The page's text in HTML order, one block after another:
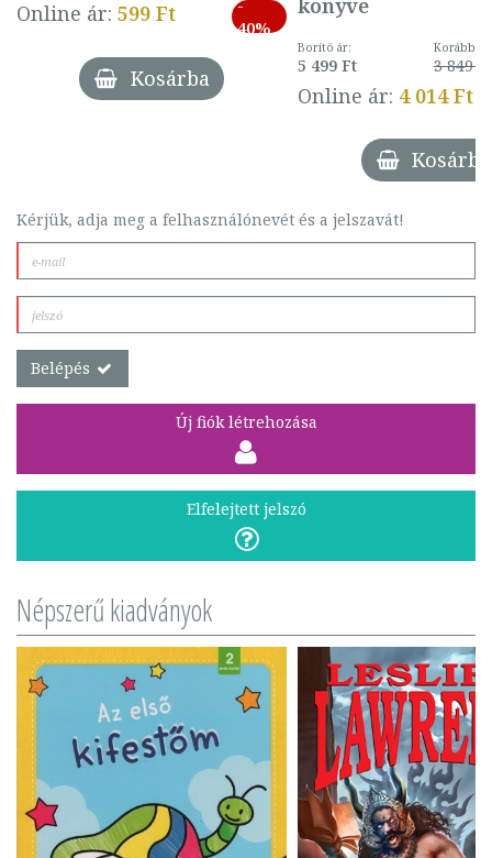
Online ár: 599 Ft
-
40%
Kosárba
könyve
Borító ár:
5 499 Ft
Korábbi
3 849 Ft
Online ár: 4 014 Ft
Kosárba
Kérjük, adja meg a felhasználónevét és a jelszavát!
Belépés
Új fiók létrehozása
Elfelejtett jelszó
Népszerű kiadványok